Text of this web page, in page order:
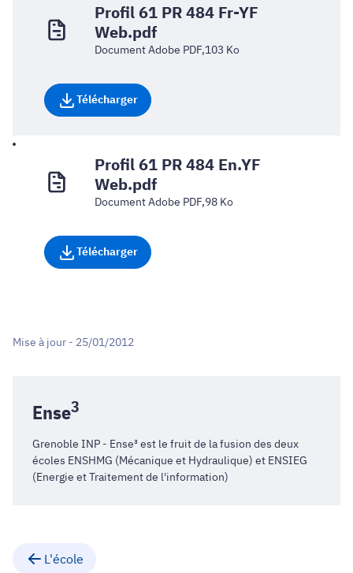
Profil 61 PR 484 Fr-YF
Web.pdf
Document Adobe PDF,103 Ko
Télécharger
Profil 61 PR 484 En.YF
Web.pdf
Document Adobe PDF,98 Ko
Télécharger
Mise à jour - 25/01/2012
Ense3
Grenoble INP - Ense³ est le fruit de la fusion des deux
écoles ENSHMG (Mécanique et Hydraulique) et ENSIEG
(Energie et Traitement de l'information)
L'école